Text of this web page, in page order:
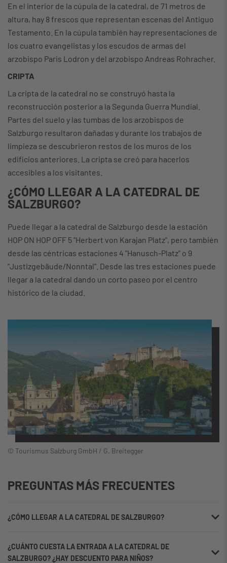
En el interior de la cúpula de la catedral, de 71 metros de
altura, hay 8 frescos que representan escenas del Antiguo
Testamento. En la cúpula también hay representaciones de
los cuatro evangelistas y los escudos de armas del
arzobispo Paris Lodron y del arzobispo Andreas Rohracher.
CRIPTA
La cripta de la catedral no se construyó hasta la
reconstrucción posterior a la Segunda Guerra Mundial.
Partes del suelo y las tumbas de los arzobispos de
Salzburgo resultaron dañadas y durante los trabajos de
limpieza se descubrieron restos de los muros de los
edificios anteriores. La cripta se creó para hacerlos
accesibles a los visitantes.
¿CÓMO LLEGAR A LA CATEDRAL DE
SALZBURGO?
Puede llegar a la catedral de Salzburgo desde la estación
HOP ON HOP OFF 5 "Herbert von Karajan Platz", pero también
desde las céntricas estaciones 4 "Hanusch-Platz" o 9
"Justizgebäude/Nonntal". Desde las tres estaciones puede
llegar a la catedral dando un corto paseo por el centro
histórico de la ciudad.
© Tourismus Salzburg GmbH / G. Breitegger
PREGUNTAS MÁS FRECUENTES
¿CÓMO LLEGAR A LA CATEDRAL DE SALZBURGO?
estación HOP ON HOP OFF 5 "Herbert von Karajan Platz",
¿CUÁNTO CUESTA LA ENTRADA A LA CATEDRAL DE
SALZBURGO? ¿HAY DESCUENTO PARA NIÑOS?